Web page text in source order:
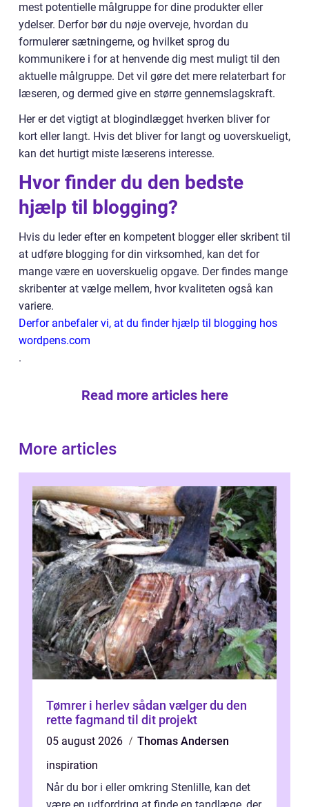
mest potentielle målgruppe for dine produkter eller
ydelser. Derfor bør du nøje overveje, hvordan du
formulerer sætningerne, og hvilket sprog du
kommunikere i for at henvende dig mest muligt til den
aktuelle målgruppe. Det vil gøre det mere relaterbart for
læseren, og dermed give en større gennemslagskraft.
Her er det vigtigt at blogindlægget hverken bliver for
kort eller langt. Hvis det bliver for langt og uoverskueligt,
kan det hurtigt miste læserens interesse.
Hvor finder du den bedste
hjælp til blogging?
Hvis du leder efter en kompetent blogger eller skribent til
at udføre blogging for din virksomhed, kan det for
mange være en uoverskuelig opgave. Der findes mange
skribenter at vælge mellem, hvor kvaliteten også kan
variere.
Derfor anbefaler vi, at du finder hjælp til blogging hos
wordpens.com
.
Read more articles here
More articles
Tømrer i herlev sådan vælger du den
rette fagmand til dit projekt
05 august 2026
Thomas Andersen
inspiration
Når du bor i eller omkring Stenlille, kan det